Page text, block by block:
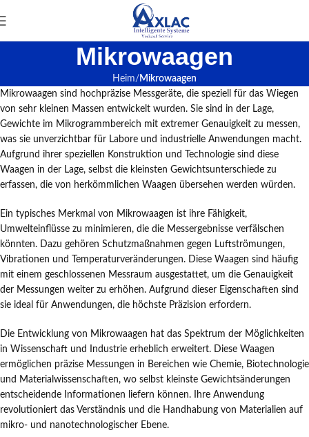
Mikrowaagen
Heim
Mikrowaagen
Mikrowaagen sind hochpräzise Messgeräte, die speziell für das Wiegen
von sehr kleinen Massen entwickelt wurden. Sie sind in der Lage,
Gewichte im Mikrogrammbereich mit extremer Genauigkeit zu messen,
was sie unverzichtbar für Labore und industrielle Anwendungen macht.
Aufgrund ihrer speziellen Konstruktion und Technologie sind diese
Waagen in der Lage, selbst die kleinsten Gewichtsunterschiede zu
erfassen, die von herkömmlichen Waagen übersehen werden würden.
Ein typisches Merkmal von Mikrowaagen ist ihre Fähigkeit,
Umwelteinflüsse zu minimieren, die die Messergebnisse verfälschen
könnten. Dazu gehören Schutzmaßnahmen gegen Luftströmungen,
Vibrationen und Temperaturveränderungen. Diese Waagen sind häufig
mit einem geschlossenen Messraum ausgestattet, um die Genauigkeit
der Messungen weiter zu erhöhen. Aufgrund dieser Eigenschaften sind
sie ideal für Anwendungen, die höchste Präzision erfordern.
Die Entwicklung von Mikrowaagen hat das Spektrum der Möglichkeiten
in Wissenschaft und Industrie erheblich erweitert. Diese Waagen
ermöglichen präzise Messungen in Bereichen wie Chemie, Biotechnologie
und Materialwissenschaften, wo selbst kleinste Gewichtsänderungen
entscheidende Informationen liefern können. Ihre Anwendung
revolutioniert das Verständnis und die Handhabung von Materialien auf
mikro- und nanotechnologischer Ebene.